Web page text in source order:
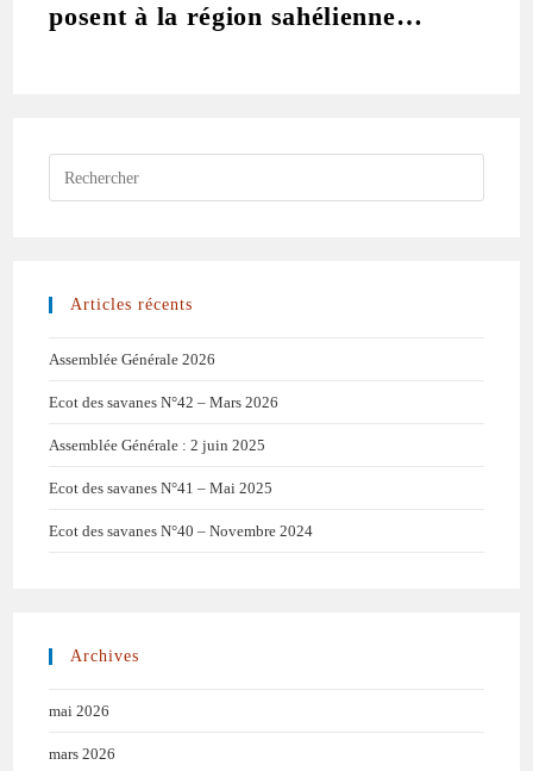
posent à la région sahélienne…
Articles récents
Assemblée Générale 2026
Ecot des savanes N°42 – Mars 2026
Assemblée Générale : 2 juin 2025
Ecot des savanes N°41 – Mai 2025
Ecot des savanes N°40 – Novembre 2024
Archives
mai 2026
mars 2026